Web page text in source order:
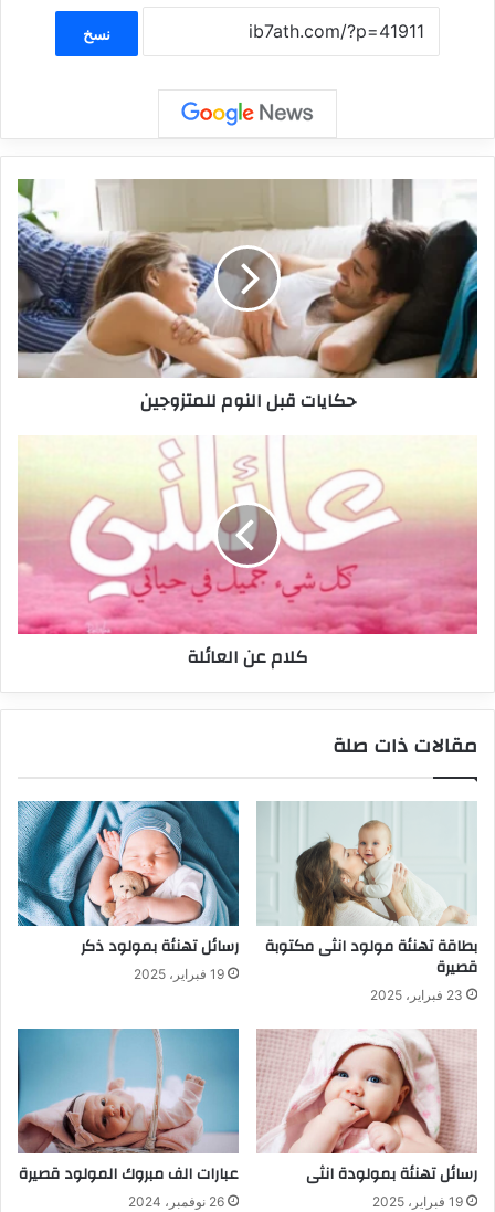
نسخ
حكايات قبل النوم للمتزوجين
كلام عن العائلة
مقالات ذات صلة
بطاقة تهنئة مولود انثى مكتوبة
قصيرة
23 فبراير، 2025
رسائل تهنئة بمولود ذكر
19 فبراير، 2025
رسائل تهنئة بمولودة انثى
19 فبراير، 2025
عبارات الف مبروك المولود قصيرة
26 نوفمبر، 2024